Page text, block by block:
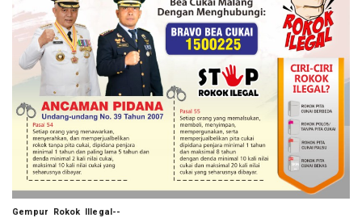
Gempur Rokok Illegal--